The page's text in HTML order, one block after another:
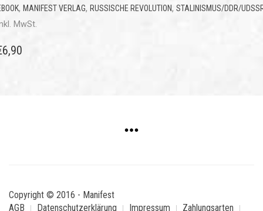
, MANIFEST VERLAG, RUSSISCHE REVOLUTION, STALINISMUS/DDR/
MwSt.
6,90
Copyright © 2016 - Manifest
AGB
Datenschutzerklärung Impressum Zahlungsarten